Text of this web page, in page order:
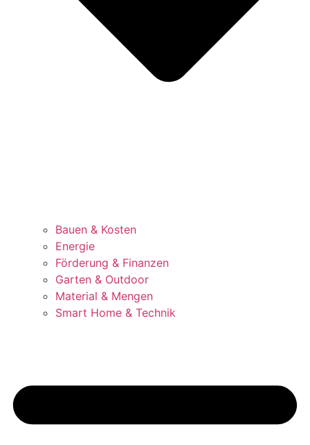
Bauen & Kosten
Energie
Förderung & Finanzen
Garten & Outdoor
Material & Mengen
Smart Home & Technik